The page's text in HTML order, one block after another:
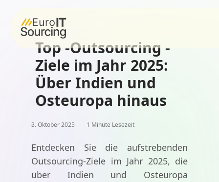
Top -Outsourcing -
Ziele im Jahr 2025:
Über Indien und
Osteuropa hinaus
3. Oktober 2025 1 Minute Lesezeit
Entdecken Sie die aufstrebenden
Outsourcing-Ziele im Jahr 2025, die
über Indien und Osteuropa